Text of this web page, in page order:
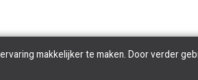
makkelijker te maken. Door verder